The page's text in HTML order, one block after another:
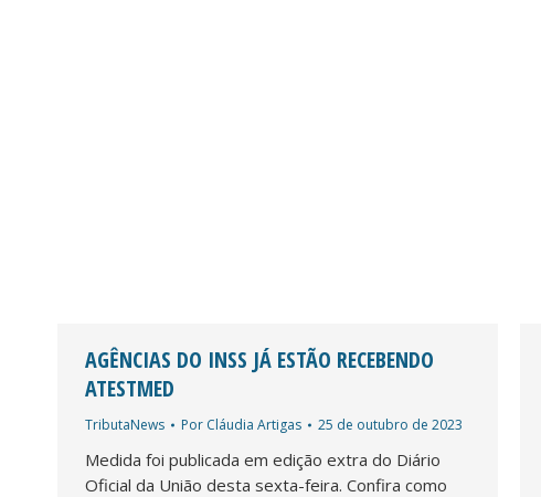
AGÊNCIAS DO INSS JÁ ESTÃO RECEBENDO
ATESTMED
TributaNews Por Cláudia Artigas 25 de outubro de 2023
Medida foi publicada em edição extra do Diário
Oficial da União desta sexta-feira. Confira como